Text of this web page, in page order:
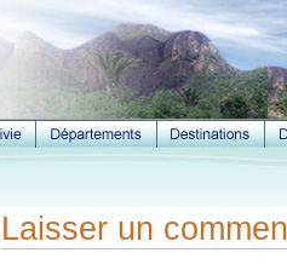
Laisser un